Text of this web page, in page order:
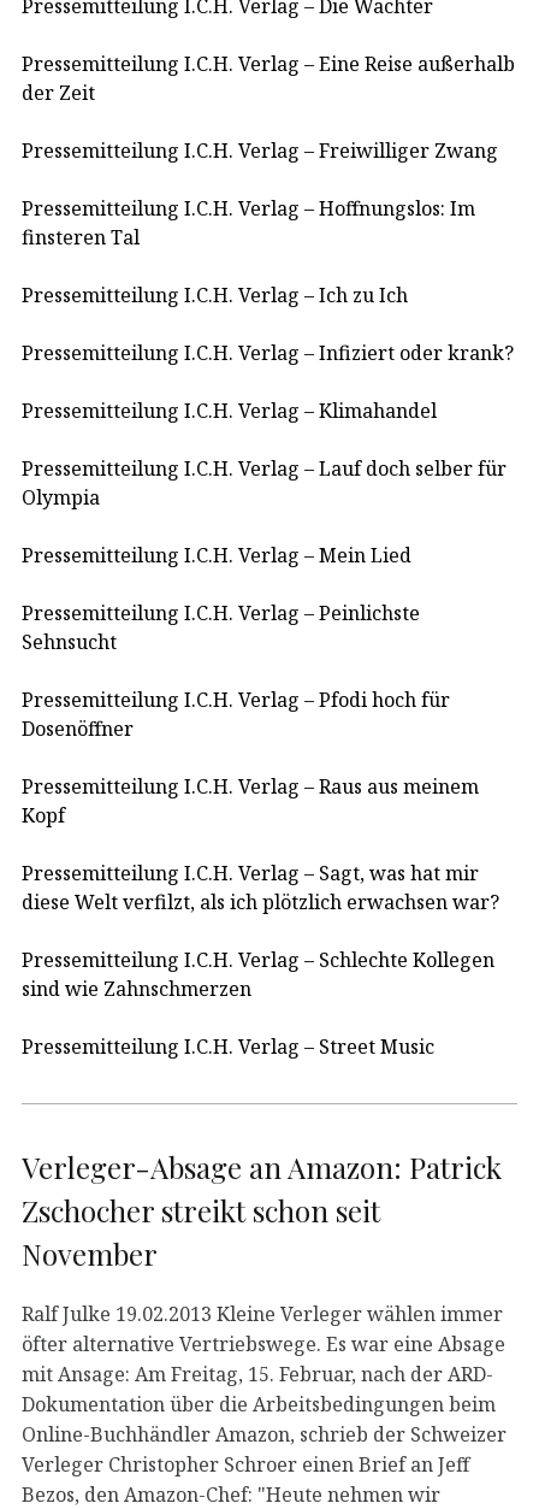
Pressemitteilung I.C.H. Verlag – Die Wächter
Pressemitteilung I.C.H. Verlag – Eine Reise außerhalb
der Zeit
Pressemitteilung I.C.H. Verlag – Freiwilliger Zwang
Pressemitteilung I.C.H. Verlag – Hoffnungslos: Im
finsteren Tal
Pressemitteilung I.C.H. Verlag – Ich zu Ich
Pressemitteilung I.C.H. Verlag – Infiziert oder krank?
Pressemitteilung I.C.H. Verlag – Klimahandel
Pressemitteilung I.C.H. Verlag – Lauf doch selber für
Olympia
Pressemitteilung I.C.H. Verlag – Mein Lied
Pressemitteilung I.C.H. Verlag – Peinlichste
Sehnsucht
Pressemitteilung I.C.H. Verlag – Pfodi hoch für
Dosenöffner
Pressemitteilung I.C.H. Verlag – Raus aus meinem
Kopf
Pressemitteilung I.C.H. Verlag – Sagt, was hat mir
diese Welt verfilzt, als ich plötzlich erwachsen war?
Pressemitteilung I.C.H. Verlag – Schlechte Kollegen
sind wie Zahnschmerzen
Pressemitteilung I.C.H. Verlag – Street Music
Verleger-Absage an Amazon: Patrick
Zschocher streikt schon seit
November
Ralf Julke 19.02.2013 Kleine Verleger wählen immer
öfter alternative Vertriebswege. Es war eine Absage
mit Ansage: Am Freitag, 15. Februar, nach der ARD-
Dokumentation über die Arbeitsbedingungen beim
Online-Buchhändler Amazon, schrieb der Schweizer
Verleger Christopher Schroer einen Brief an Jeff
Bezos, den Amazon-Chef: "Heute nehmen wir